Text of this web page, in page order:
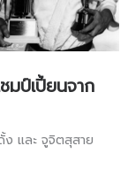
มป์เปี้ยนจาก
ง และ จูจิตสุสาย